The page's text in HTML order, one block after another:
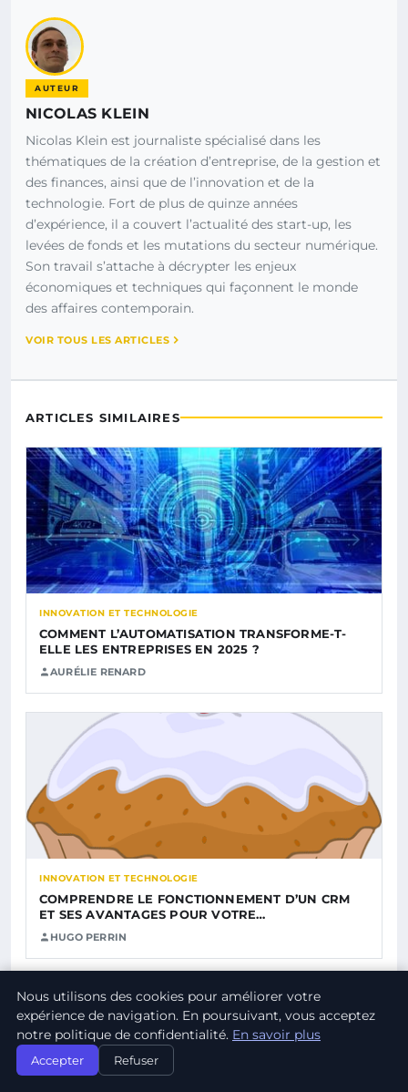
AUTEUR
NICOLAS KLEIN
Nicolas Klein est journaliste spécialisé dans les
thématiques de la création d’entreprise, de la gestion et
des finances, ainsi que de l’innovation et de la
technologie. Fort de plus de quinze années
d’expérience, il a couvert l’actualité des start-up, les
levées de fonds et les mutations du secteur numérique.
Son travail s’attache à décrypter les enjeux
économiques et techniques qui façonnent le monde
des affaires contemporain.
VOIR TOUS LES ARTICLES
ARTICLES SIMILAIRES
INNOVATION ET TECHNOLOGIE
COMMENT L’AUTOMATISATION TRANSFORME-T-
ELLE LES ENTREPRISES EN 2025 ?
AURÉLIE RENARD
INNOVATION ET TECHNOLOGIE
COMPRENDRE LE FONCTIONNEMENT D’UN CRM
ET SES AVANTAGES POUR VOTRE…
HUGO PERRIN
Nous utilisons des cookies pour améliorer votre
expérience de navigation. En poursuivant, vous acceptez
notre politique de confidentialité. En savoir plus
Accepter Refuser